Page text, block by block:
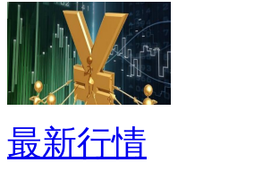
最新行情